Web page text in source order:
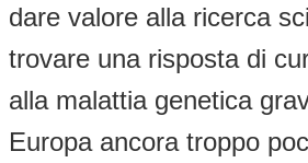
dare valore alla ricerca
trovare una risposta di
alla malattia genetica
Europa ancora troppo